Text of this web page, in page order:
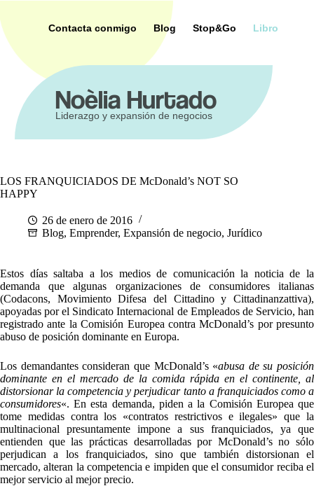
contenido
Contacta conmigo Blog Stop&Go Libro
Noèlia Hurtado
Liderazgo y expansión de negocios
LOS FRANQUICIADOS DE McDonald’s NOT SO
HAPPY
26 de enero de 2016
Blog, Emprender, Expansión de negocio, Jurídico
Estos días saltaba a los medios de comunicación la noticia de la
demanda que algunas organizaciones de consumidores italianas
(Codacons, Movimiento Difesa del Cittadino y Cittadinanzattiva),
apoyadas por el Sindicato Internacional de Empleados de Servicio, han
registrado ante la Comisión Europea contra McDonald’s por presunto
abuso de posición dominante en Europa.
Los demandantes consideran que McDonald’s «abusa de su posición
dominante en el mercado de la comida rápida en el continente, al
distorsionar la competencia y perjudicar tanto a franquiciados como a
consumidores«. En esta demanda, piden a la Comisión Europea que
tome medidas contra los «contratos restrictivos e ilegales» que la
multinacional presuntamente impone a sus franquiciados, ya que
entienden que las prácticas desarrolladas por McDonald’s no sólo
perjudican a los franquiciados, sino que también distorsionan el
mercado, alteran la competencia e impiden que el consumidor reciba el
mejor servicio al mejor precio.